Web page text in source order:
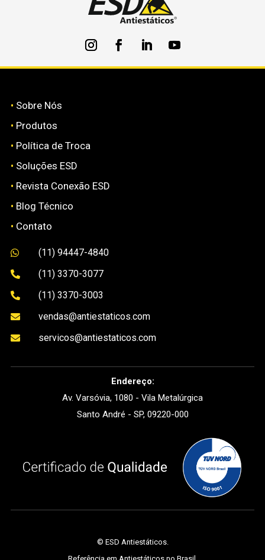
• Sobre Nós
• Produtos
• Política de Troca
• Soluções ESD
• Revista Conexão ESD
• Blog Técnico
• Contato
 (11) 94447-4840
 (11) 3370-3077
 (11) 3370-3003
 vendas@antiestaticos.com
 servicos@antiestaticos.com
Endereço:
Av. Varsóvia, 1080 - Vila Metalúrgica
Santo André - SP, 09220-000
© ESD Antiestáticos.